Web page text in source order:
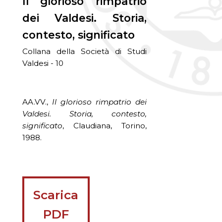
dei Valdesi. Storia,
contesto, significato
Collana della Società di Studi
Valdesi - 10
AA.VV., Il glorioso rimpatrio dei
Valdesi. Storia, contesto,
significato, Claudiana, Torino,
1988.
Scarica
PDF